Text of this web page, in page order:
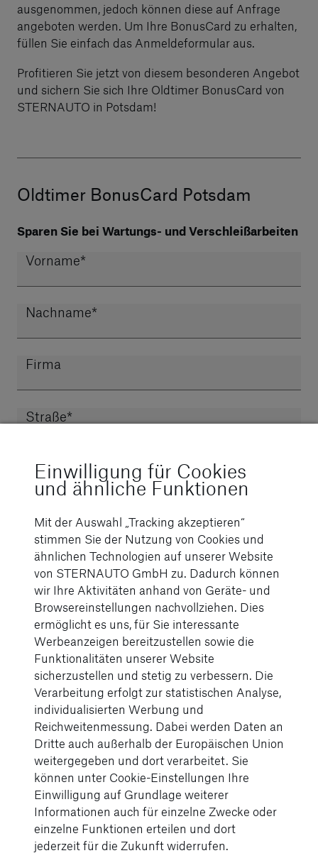
ausgenommen, jedoch können diese auf Anfrage
angeboten werden. Um Ihre BonusCard zu erhalten,
füllen Sie einfach das Anmeldeformular aus.
Profitieren Sie jetzt von diesem besonderen Angebot
und sichern Sie sich Ihre Oldtimer BonusCard von
STERNAUTO in Potsdam!
Oldtimer BonusCard Potsdam
Sparen Sie bei Wartungs- und Verschleißarbeiten
Vorname*
Nachname*
Firma
Straße*
PLZ*
Ort*
Telefonnummer*
E-Mail*
Fahrzeugtyp*
Kennzeichen*
Erstzulassung*
Einwilligung für Cookies
und ähnliche Funktionen
Mit der Auswahl „Tracking akzeptieren“
stimmen Sie der Nutzung von Cookies und
ähnlichen Technologien auf unserer Website
von STERNAUTO GmbH zu. Dadurch können
wir Ihre Aktivitäten anhand von Geräte- und
Browsereinstellungen nachvollziehen. Dies
ermöglicht es uns, für Sie interessante
Werbeanzeigen bereitzustellen sowie die
Funktionalitäten unserer Website
sicherzustellen und stetig zu verbessern. Die
Verarbeitung erfolgt zur statistischen Analyse,
individualisierten Werbung und
Reichweitenmessung. Dabei werden Daten an
Dritte auch außerhalb der Europäischen Union
weitergegeben und dort verarbeitet. Sie
können unter Cookie-Einstellungen Ihre
Einwilligung auf Grundlage weiterer
Informationen auch für einzelne Zwecke oder
einzelne Funktionen erteilen und dort
jederzeit für die Zukunft widerrufen.